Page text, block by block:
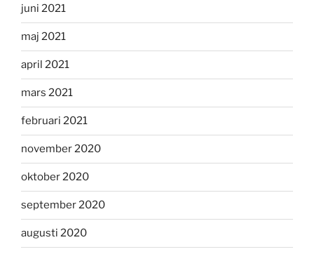
juni 2021
maj 2021
april 2021
mars 2021
februari 2021
november 2020
oktober 2020
september 2020
augusti 2020